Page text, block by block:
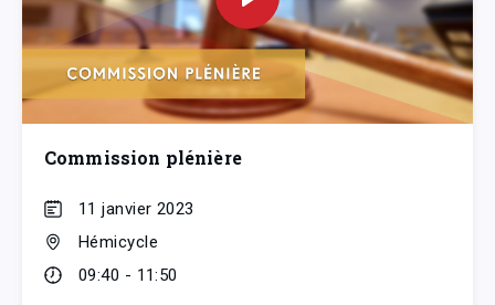
Commission plénière
11 janvier 2023
Hémicycle
09:40 - 11:50